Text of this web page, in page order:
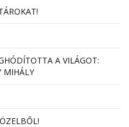
A VILÁGOT:
MIHÁLY